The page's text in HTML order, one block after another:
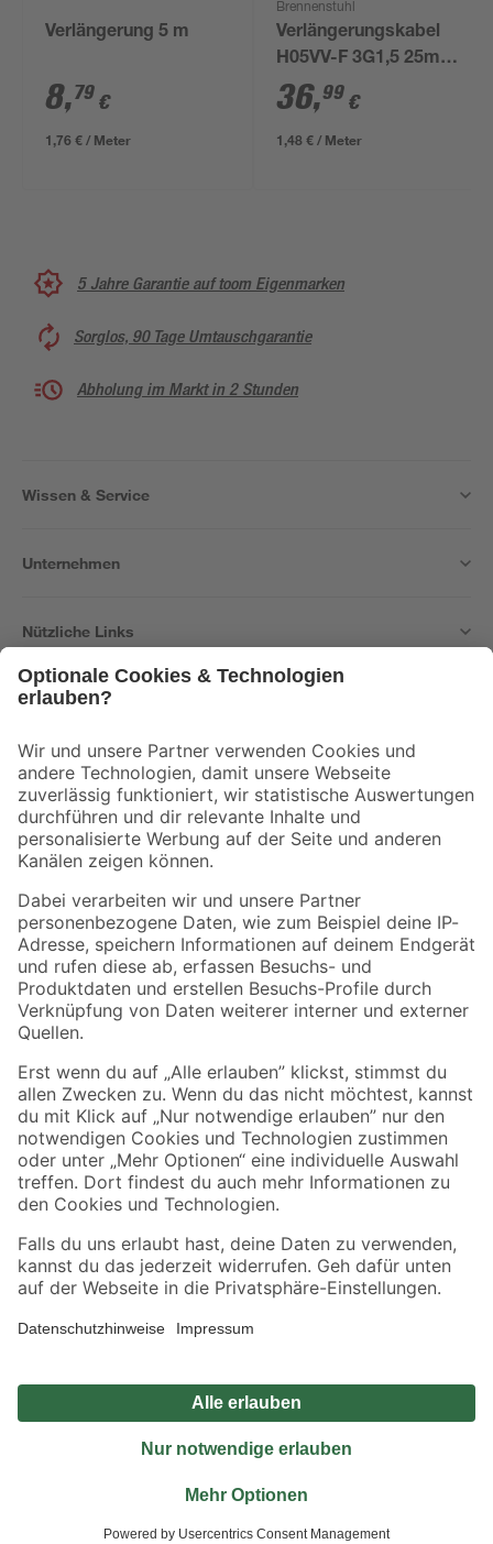
Verlängerung 5 m
8,79 €
1,76 € / Meter
Brennenstuhl
Verlängerungskabel
H05VV-F 3G1,5 25m
schwarz
36,99 €
1,48 € / Meter
5 Jahre Garantie auf toom Eigenmarken
Sorglos, 90 Tage Umtauschgarantie
Abholung im Markt in 2 Stunden
Wissen & Service
Unternehmen
Nützliche Links
Der toom Newsletter: Keine Angebote und Aktionen mehr verpassen!
Zur Newsletter Anmeldung
Folge uns
Zahlungsarten Versandarten
Sicher einkaufen
Jetzt die toom-App herunterladen
Alle Preisangaben in EUR inkl. gesetzl. MwSt.. Die dargestellten Angebote sind unter
Umständen nicht in allen Märkten verfügbar. Die angegebenen Verfügbarkeiten beziehen
Produkte nur solange der Vorrat reicht.
*Paketversand ab 59 € versandkostenfrei, gilt nicht für Artikel mit Speditionsversand, hier
Privatsphäre Impressum
Nutzungsbedingungen
Widerrufsrecht
Vertrag widerrufen
© 2026 toom Baumarkt GmbH